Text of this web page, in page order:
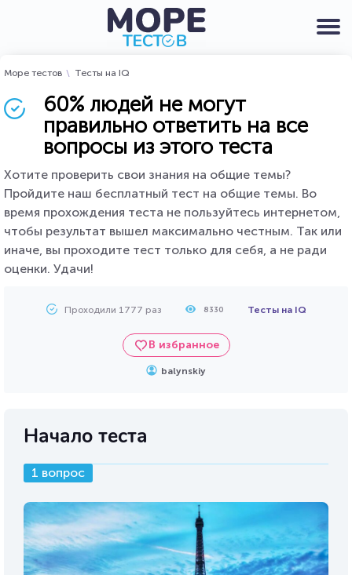
Море тестов Тесты на IQ
60% людей не могут
правильно ответить на все
вопросы из этого теста
Хотите проверить свои знания на общие темы?
Пройдите наш бесплатный тест на общие темы. Во
время прохождения теста не пользуйтесь интернетом,
чтобы результат вышел максимально честным. Так или
иначе, вы проходите тест только для себя, а не ради
оценки. Удачи!
Проходили 1777 раз 8330 Тесты на IQ
В избранное
balynskiy
Начало теста
1 вопрос